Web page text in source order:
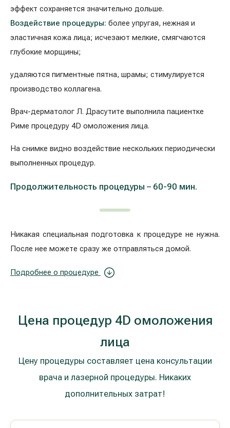
эффект сохраняется значительно дольше.
Воздействие процедуры: более упругая, нежная и
эластичная кожа лица; исчезают мелкие, смягчаются
глубокие морщины;
удаляются пигментные пятна, шрамы; стимулируется
производство коллагена.
Врач-дерматолог Л. Драсутите выполнила пациентке
Риме процедуру 4D омоложения лица.
На снимке видно воздействие нескольких периодически
выполненных процедур.
Продолжительность процедуры – 60-90 мин.
Никакая специальная подготовка к процедуре не нужна.
После нее можете сразу же отправляться домой.
Подробнее о процедуре
Цена процедур 4D омоложения
лица
Цену процедуры составляет цена консультации
врача и лазерной процедуры. Никаких
дополнительных затрат!